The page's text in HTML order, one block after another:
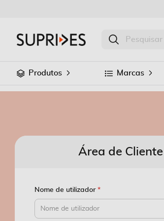
Produtos Marcas
Área de Cliente
Nome de utilizador